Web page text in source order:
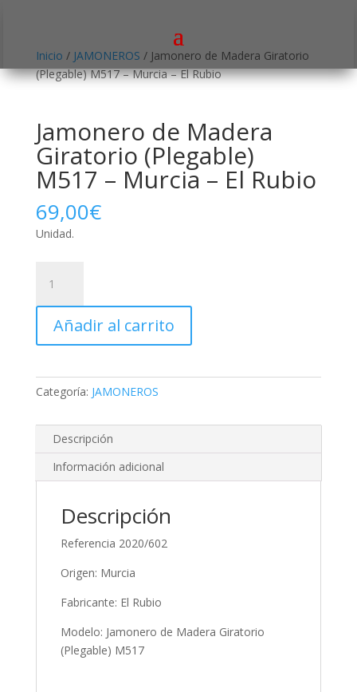
Inicio / JAMONEROS / Jamonero de Madera Giratorio
(Plegable) M517 – Murcia – El Rubio
Jamonero de Madera
Giratorio (Plegable)
M517 – Murcia – El Rubio
69,00€
Unidad.
Madera
Giratorio
(Plegable)
-
Murcia
Rubio
cantidad
Añadir al carrito
Categoría: JAMONEROS
Descripción
Información adicional
Descripción
Referencia 2020/602
Origen: Murcia
Fabricante: El Rubio
Modelo: Jamonero de Madera Giratorio
(Plegable) M517